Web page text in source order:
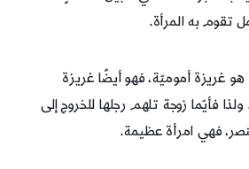
به المرأة.
غريزة أموميّة، فهو أيضًا غريزة
ولذا فأيّما زوجة تلهم رجلها للخروج إلى
فهي امرأة عظيمة.